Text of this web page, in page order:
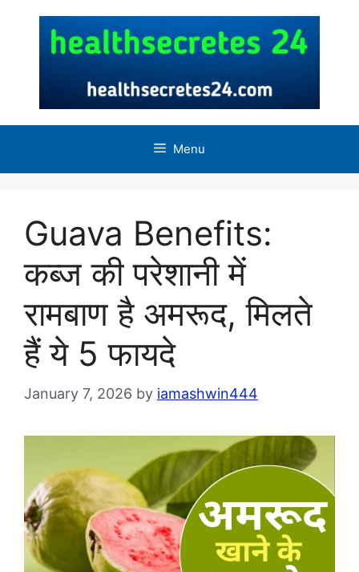
content
Menu
Guava Benefits:
कब्ज की परेशानी में
रामबाण है अमरूद, मिलते
हैं ये 5 फायदे
January 7, 2026 by iamashwin444